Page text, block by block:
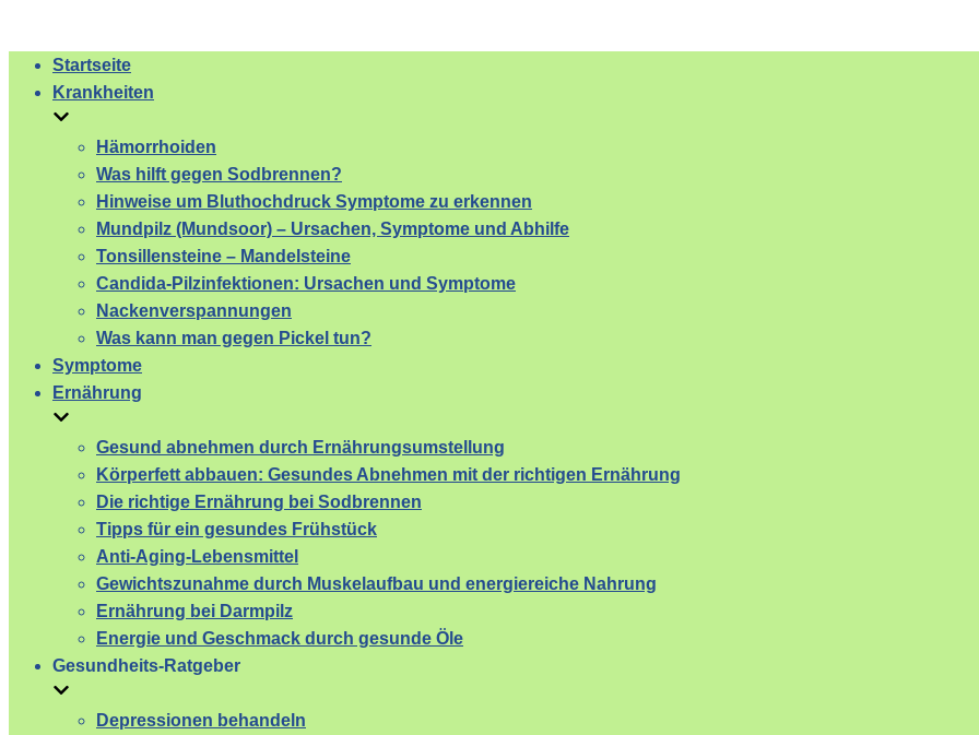
Startseite
Krankheiten
Hämorrhoiden
Was hilft gegen Sodbrennen?
Hinweise um Bluthochdruck Symptome zu erkennen
Mundpilz (Mundsoor) – Ursachen, Symptome und Abhilfe
Tonsillensteine – Mandelsteine
Candida-Pilzinfektionen: Ursachen und Symptome
Nackenverspannungen
Was kann man gegen Pickel tun?
Symptome
Ernährung
Gesund abnehmen durch Ernährungsumstellung
Körperfett abbauen: Gesundes Abnehmen mit der richtigen Ernährung
Die richtige Ernährung bei Sodbrennen
Tipps für ein gesundes Frühstück
Anti-Aging-Lebensmittel
Gewichtszunahme durch Muskelaufbau und energiereiche Nahrung
Ernährung bei Darmpilz
Energie und Geschmack durch gesunde Öle
Gesundheits-Ratgeber
Depressionen behandeln